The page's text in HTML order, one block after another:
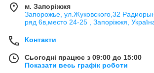
м. Запоріжжя
Запорожье, ул.Жуковского,32
ряд 6в,место 24-25 , Запоріжжя,
Контакти
Сьогодні працює з 09:00 до 15:00
Показати весь графік роботи